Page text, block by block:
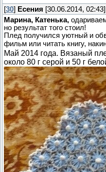
[30] Есения [30.06.2014, 02:43]
Марина, Катенька,
но результат того стоил!
Плед получился уютный и
фильм или читать книгу,
Май 2014 года. Вязаный
около 80 г серой и 50 г